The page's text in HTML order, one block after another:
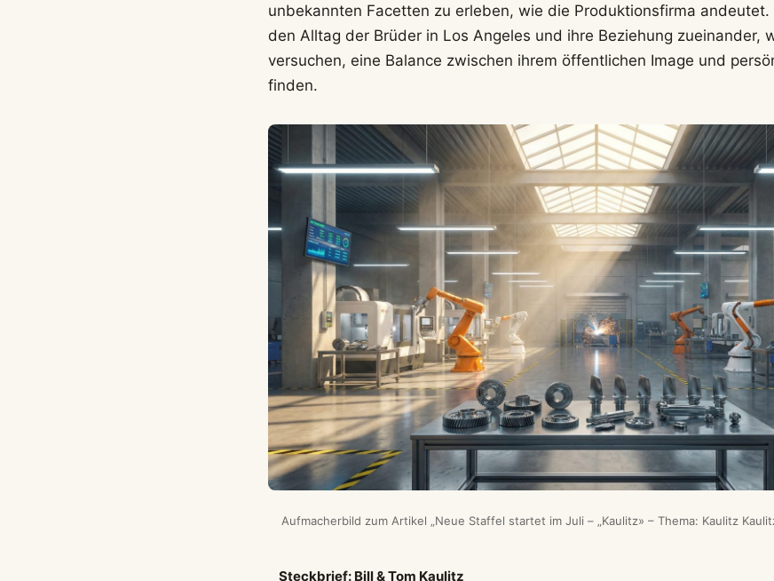
unbekannten Facetten zu erleben, wie die Produktionsfirma
den Alltag der Brüder in Los Angeles und ihre Beziehung zueinander,
versuchen, eine Balance zwischen ihrem öffentlichen Image und
finden.
Aufmacherbild zum Artikel „Neue Staffel startet im Juli – „Kaulitz» – Thema: Kaulitz
Steckbrief: Bill & Tom Kaulitz